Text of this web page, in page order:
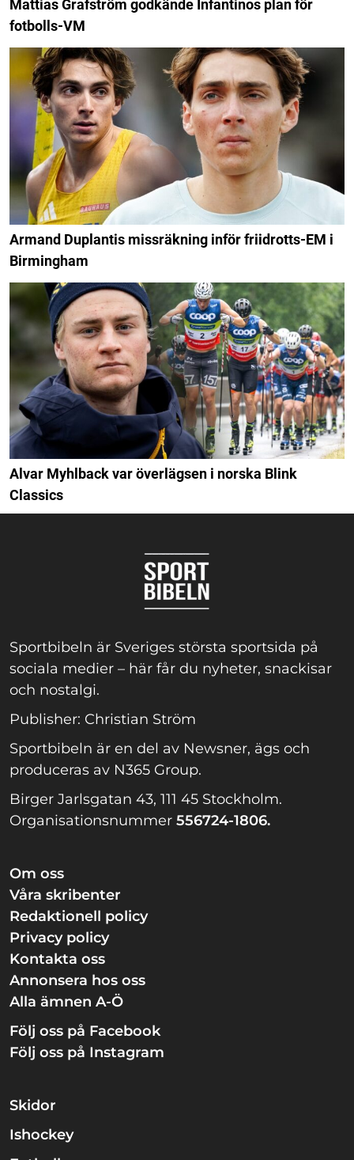
Mattias Grafström godkände Infantinos plan för
fotbolls-VM
Armand Duplantis missräkning inför friidrotts-EM i
Birmingham
Alvar Myhlback var överlägsen i norska Blink
Classics
Sportbibeln är Sveriges största sportsida på
sociala medier – här får du nyheter, snackisar
och nostalgi.
Publisher: Christian Ström
Sportbibeln är en del av Newsner, ägs och
produceras av N365 Group.
Birger Jarlsgatan 43, 111 45 Stockholm.
Organisationsnummer 556724-1806.
Om oss
Våra skribenter
Redaktionell policy
Privacy policy
Kontakta oss
Annonsera hos oss
Alla ämnen A-Ö
Följ oss på Facebook
Följ oss på Instagram
Skidor
Ishockey